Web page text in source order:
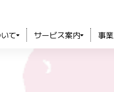
て サービス案内 事